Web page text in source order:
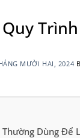
MƯỜI HAI, 2024
Dùng Để